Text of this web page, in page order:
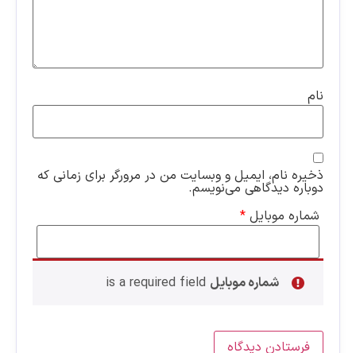
نام
ذخیره نام، ایمیل و وبسایت من در مرورگر برای زمانی که
دوباره دیدگاهی می‌نویسم.
شماره موبایل *
شماره موبایل